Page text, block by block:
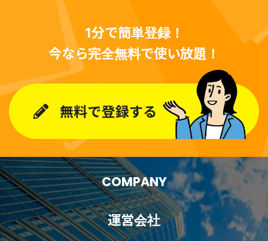
1分で簡単登録！
今なら完全無料で使い放題！
COMPANY
運営会社